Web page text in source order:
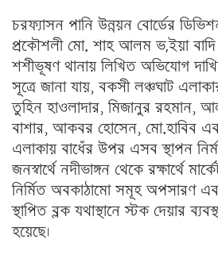
চরফ্যাসন পানি উন্নয়ন বোর্ডের
প্রকৌশলী মো. শাহ আলম ভ‚ইয়া
শশীভূষণ থানায় লিখিত অভিযোগ
সূত্রে জানা যায়, বকসী লঞ্চঘাট
তুহিন হাওলাদার, মিজানুর রহমান,
বাশার, আকবর হোসেন, মো.হাবিব
এলাকায় বাধেঁর উপর এসব স্থাপন
জনস্বার্থে নদীভাঙ্গন থেকে রক্ষার্থে
নির্মিত অবকাঠামো সমূহ অপসারণ এবং
স্থাপিত ব্লক যথাস্থানে স্টক দেয়ার
হয়েছে।